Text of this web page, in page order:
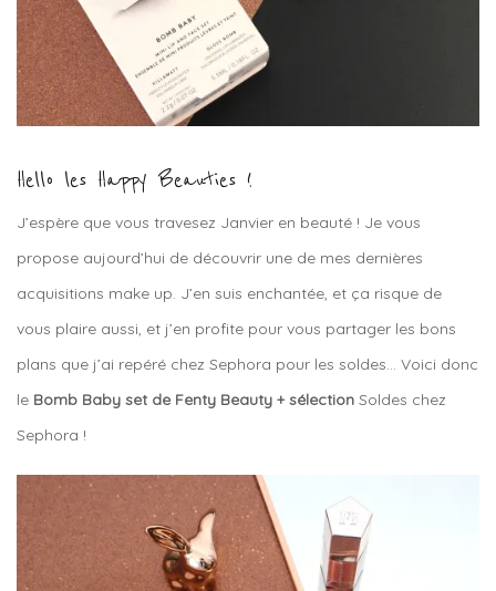
Hello les Happy Beauties !
J’espère que vous travesez Janvier en beauté ! Je vous
propose aujourd’hui de découvrir une de mes dernières
acquisitions make up. J’en suis enchantée, et ça risque de
vous plaire aussi, et j’en profite pour vous partager les bons
plans que j’ai repéré chez Sephora pour les soldes… Voici donc
le Bomb Baby set de Fenty Beauty + sélection Soldes chez
Sephora !